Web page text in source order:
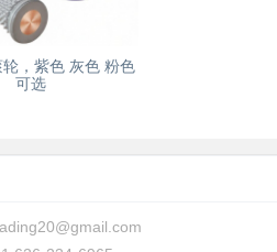
，紫色 灰色 粉色
可选